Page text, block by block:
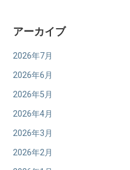
アーカイブ
2026年7月
2026年6月
2026年5月
2026年4月
2026年3月
2026年2月